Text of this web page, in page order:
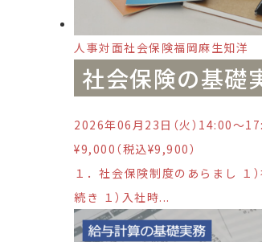
人事対面社会保険福岡麻生知洋
社会保険の基礎
2026年06月23日（火）14:00〜
¥9,000（税込¥9,900）
１．社会保険制度のあらまし １
続き １）入社時...